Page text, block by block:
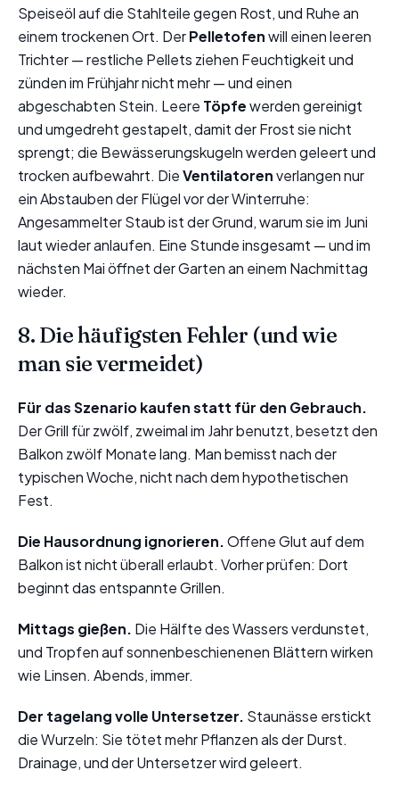
Speiseöl auf die Stahlteile gegen Rost, und Ruhe an
einem trockenen Ort. DerPelletofenwill einen leeren
Trichter — restliche Pellets ziehen Feuchtigkeit und
zünden im Frühjahr nicht mehr — und einen
abgeschabten Stein. Leere Töpfewerden gereinigt
und umgedreht gestapelt, damit der Frost sie nicht
sprengt; die Bewässerungskugeln werden geleert und
trocken aufbewahrt. DieVentilatorenverlangen nur
ein Abstauben der Flügel vor der Winterruhe:
Angesammelter Staub ist der Grund, warum sie im Juni
laut wieder anlaufen. Eine Stunde insgesamt — und im
nächsten Mai öffnet der Garten an einem Nachmittag
wieder.
8. Die häufigsten Fehler (und wie
man sie vermeidet)
Für das Szenario kaufen statt für den Gebrauch.
Der Grill für zwölf, zweimal im Jahr benutzt, besetzt den
Balkon zwölf Monate lang. Man bemisst nach der
typischen Woche, nicht nach dem hypothetischen
Fest.
Die Hausordnung ignorieren.Offene Glut auf dem
Balkon ist nicht überall erlaubt. Vorher prüfen: Dort
beginnt das entspannte Grillen.
Mittags gießen. Die Hälfte des Wassers verdunstet,
und Tropfen auf sonnenbeschienenen Blättern wirken
wie Linsen. Abends, immer.
Der tagelang volle Untersetzer. Staunässe erstickt
die Wurzeln: Sie tötet mehr Pflanzen als der Durst.
Drainage, und der Untersetzer wird geleert.